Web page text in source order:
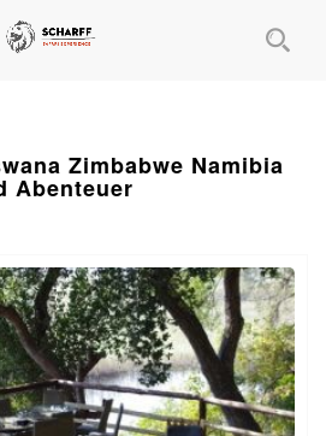
Zimbabwe Namibia
Abenteuer